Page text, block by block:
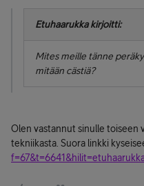
Etuhaarukka kirjoitti:
Mites meille tänne
mitään cästiä?
Olen vastannut sinulle toiseen
tekniikasta. Suora linkki